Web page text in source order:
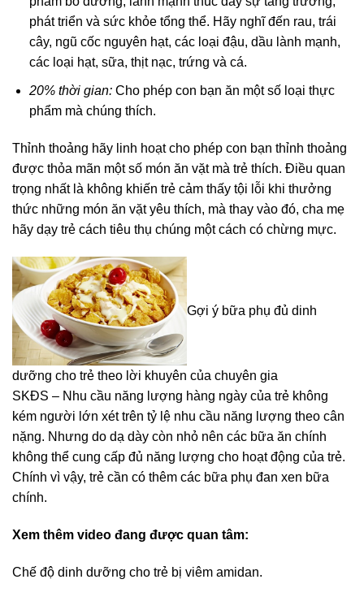
phát triển và sức khỏe tổng thể. Hãy nghĩ đến rau, trái
cây, ngũ cốc nguyên hạt, các loại đậu, dầu lành mạnh,
các loại hạt, sữa, thịt nạc, trứng và cá.
20% thời gian:Cho phép con bạn ăn một số loại thực
phẩm mà chúng thích.
Thỉnh thoảng hãy linh hoạt cho phép con bạn thỉnh thoảng
được thỏa mãn một số món ăn vặt mà trẻ thích. Điều quan
trọng nhất là không khiến trẻ cảm thấy tội lỗi khi thưởng
thức những món ăn vặt yêu thích, mà thay vào đó, cha mẹ
hãy dạy trẻ cách tiêu thụ chúng một cách có chừng mực.
Gợi ý bữa phụ đủ dinh
dưỡng cho trẻ theo lời khuyên của chuyên gia
SKĐS – Nhu cầu năng lượng hàng ngày của trẻ không
kém người lớn xét trên tỷ lệ nhu cầu năng lượng theo cân
nặng. Nhưng do dạ dày còn nhỏ nên các bữa ăn chính
không thể cung cấp đủ năng lượng cho hoạt động của trẻ.
Chính vì vậy, trẻ cần có thêm các bữa phụ đan xen bữa
chính.
Xem thêm video đang được quan tâm:
Chế độ dinh dưỡng cho trẻ bị viêm amidan.